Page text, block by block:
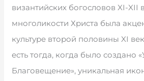
византийских богословов XI-XII
многоликости Христа была
культуре второй половины XI
есть тогда, когда было создано
Благовещение», уникальная